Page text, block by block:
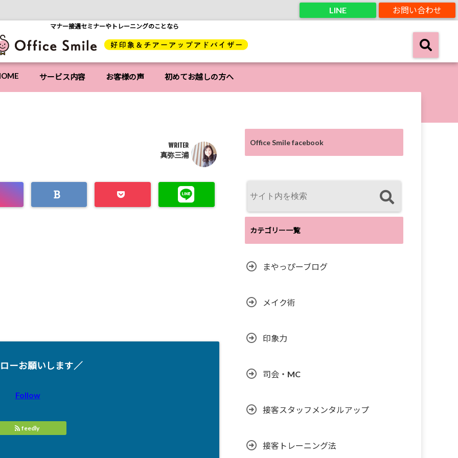
お問い合わせ
LINE
マナー接遇セミナーやトレーニングのことなら
サービス内容 お客様の声 初めてお越しの方へ
WRITER
真弥三浦
ーお願いします／
Follow
feedly
Office Smile facebook
カテゴリー一覧
まやっぴーブログ
メイク術
印象力
司会・MC
接客スタッフメンタルアップ
接客トレーニング法